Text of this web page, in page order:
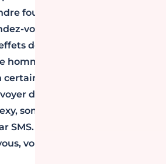
fou par SMS. Au moment de
vous, vous ressentirez
de ces conseils. Lorsqu’il
homme, soyons clairs sur ce
moment avant de lui
des messages coquins,
sont différentes manières
SMS. Au moment de votre
vous res